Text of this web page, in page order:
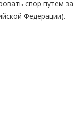
спор путем
Федерации).